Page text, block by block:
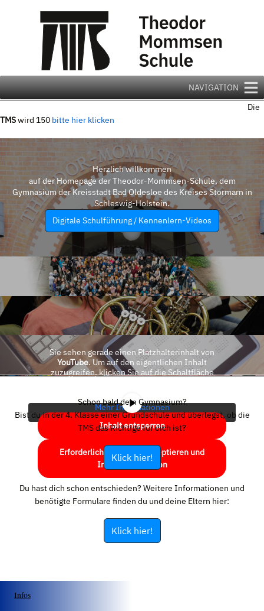
NAVIGATION
Die
TMSwird 150 bitte hier klicken
Herzlich willkommen
auf der Homepage der Theodor-Mommsen-Schule, dem
Gymnasium der Kreisstadt Bad Oldesloe des Kreises Stormarn in
Schleswig-Holstein.
Digitale Schulführung / Kennenlern-Videos
Sie sehen gerade einen Platzhalterinhalt von
YouTube. Um auf den eigentlichen Inhalt
zuzugreifen, klicken Sie auf die Schaltfläche
Mehr Informationen
Inhalt entsperren
Erforderlichen Service akzeptieren und
Inhalte entsperren
Schon bald dein Gymnasium?
Bist du in der 4. Klasse einer Grundschule und überlegst, ob die
TMS das Richtige für dich ist?
Klick hier!
Du hast dich schon entschieden? Weitere Informationen und
benötigte Formulare finden du und deine Eltern hier:
Klick hier!
Infos